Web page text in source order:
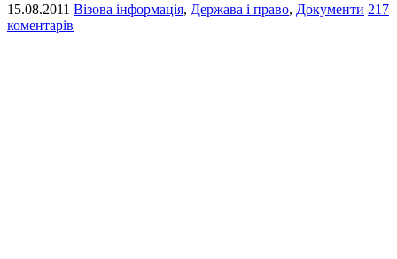
15.08.2011 Візова інформація, Держава і право, Документи 217
коментарів